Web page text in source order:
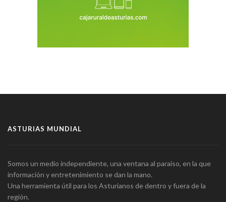
ASTURIAS MUNDIAL
Somos un medio independiente, una ventana al paraíso, en la que
información y entretenimiento se dan la mano.
Una herramienta útil para los Asturianos de dentro y fuera de la
región.